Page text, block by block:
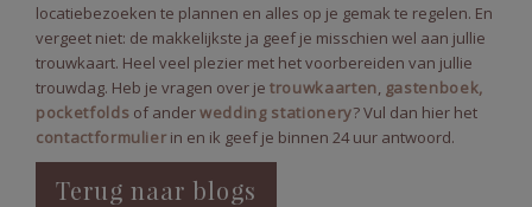
locatiebezoeken te plannen en alles op je gemak te regelen. En
vergeet niet: de makkelijkste ja geef je misschien wel aan jullie
trouwkaart. Heel veel plezier met het voorbereiden van jullie
trouwdag. Heb je vragen over je trouwkaarten gastenboek,
pocketfolds of anderwedding stationery? Vul dan hier het
contactformulier in en ik geef je binnen 24 uur antwoord.
Terug naar blogs